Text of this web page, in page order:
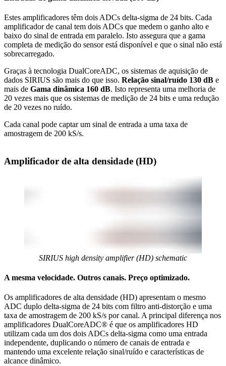
Estes amplificadores têm dois ADCs delta-sigma de 24 bits. Cada
amplificador de canal tem dois ADCs que medem o ganho alto e
baixo do sinal de entrada em paralelo. Isto assegura que a gama
completa de medição do sensor está disponível e que o sinal não está
sobrecarregado.
Graças à tecnologia DualCoreADC, os sistemas de aquisição de
dados SIRIUS são mais do que isso. Relação sinal/ruído 130 dB e
mais de Gama dinâmica 160 dB. Isto representa uma melhoria de
20 vezes mais que os sistemas de medição de 24 bits e uma redução
de 20 vezes no ruído.
Cada canal pode captar um sinal de entrada a uma taxa de
amostragem de 200 kS/s.
Amplificador de alta densidade (HD)
SIRIUS high density amplifier (HD) schematic
A mesma velocidade. Outros canais. Preço optimizado.
Os amplificadores de alta densidade (HD) apresentam o mesmo
ADC duplo delta-sigma de 24 bits com filtro anti-distorção e uma
taxa de amostragem de 200 kS/s por canal. A principal diferença nos
amplificadores DualCoreADC® é que os amplificadores HD
utilizam cada um dos dois ADCs delta-sigma como uma entrada
independente, duplicando o número de canais de entrada e
mantendo uma excelente relação sinal/ruído e características de
alcance dinâmico.